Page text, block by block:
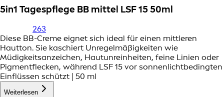
5in1 Tagespflege BB mittel LSF 15 50ml
263
Diese BB-Creme eignet sich ideal für einen mittleren
Hautton. Sie kaschiert Unregelmäßigkeiten wie
Müdigkeitsanzeichen, Hautunreinheiten, feine Linien oder
Pigmentflecken, während LSF 15 vor sonnenlichtbedingten
Einflüssen schützt | 50 ml
Weiterlesen